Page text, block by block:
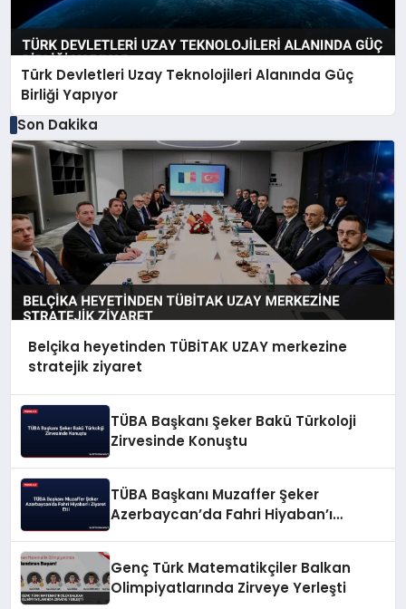
Türk Devletleri Uzay Teknolojileri Alanında Güç
Birliği Yapıyor
Son Dakika
Belçika heyetinden TÜBİTAK UZAY merkezine
stratejik ziyaret
TÜBA Başkanı Şeker Bakü Türkoloji
Zirvesinde Konuştu
TÜBA Başkanı Muzaffer Şeker
Azerbaycan’da Fahri Hiyaban’ı
Genç Türk Matematikçiler Balkan
Olimpiyatlarında Zirveye Yerleşti